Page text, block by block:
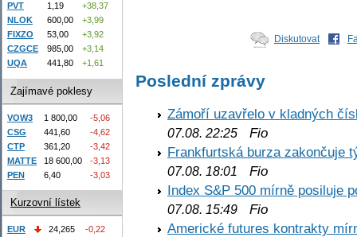
Diskutovat
Poslední zprávy
Zámoří uzavřelo v kladných
07.08. 22:25 Fio
Frankfurtská burza zakončuje
07.08. 18:01
Fio
Index S&P 500 mírně posiluje
07.08. 15:49 Fio
Americké futures kontrakty
PVT 1,19
+38,37
NLOK
600,00
+3,99
FIXZO
53,00
+3,92
CZGCE
985,00
+3,14
UQA
441,80 +1,61
Zajímavé poklesy
VOW3 1 800,00
-5,06
CSG
441,60
-4,62
CTP
361,20
-3,42
MATTE
18 600,00
-3,13
PEN
6,40 -3,03
Kurzovní lístek
EUR 24,265 -0,22